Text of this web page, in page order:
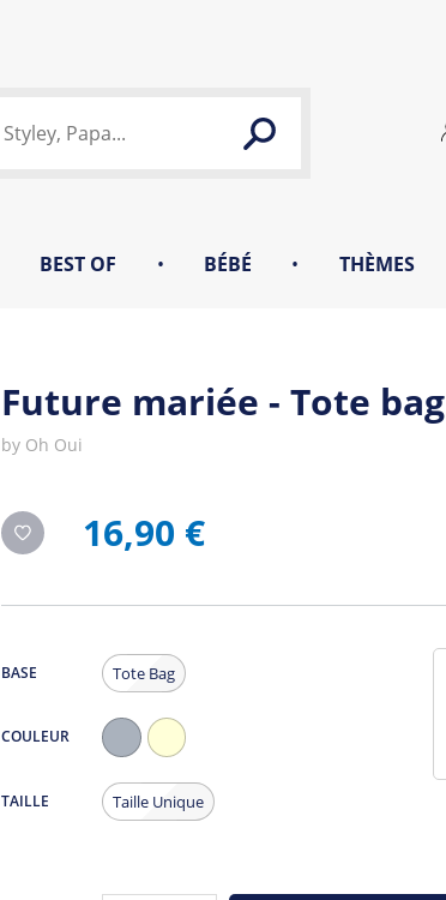
BEST OF • BÉBÉ • THÈMES
Future mariée - Tote bag
by Oh Oui
16,90 €
BASE Tote Bag
COULEUR
Chiné
TAILLE Taille Unique